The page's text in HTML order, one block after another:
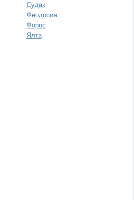
Судак
Феодосия
Форос
Ялта